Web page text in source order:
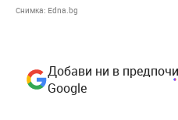
Снимка: Edna.bg
Добави ни в
Google